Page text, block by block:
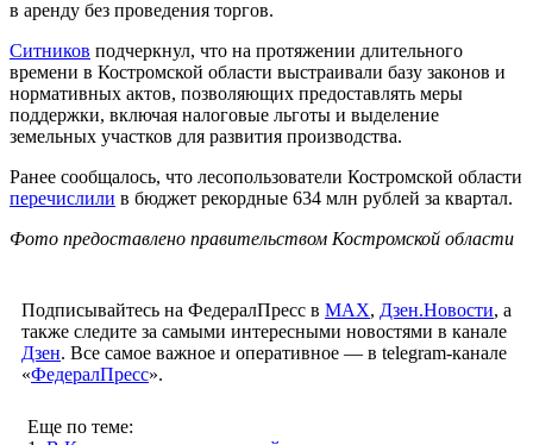
в аренду без проведения торгов.
Ситников подчеркнул, что на протяжении длительного
времени в Костромской области выстраивали базу законов и
нормативных актов, позволяющих предоставлять меры
поддержки, включая налоговые льготы и выделение
земельных участков для развития производства.
Ранее сообщалось, что лесопользователи Костромской области
перечислили в бюджет рекордные 634 млн рублей за квартал.
Фото предоставлено правительством Костромской области
Подписывайтесь на ФедералПресс в МАХ, Дзен.Новости, а
также следите за самыми интересными новостями в канале
Дзен. Все самое важное и оперативное — в telegram-канале
«ФедералПресс».
Еще по теме: